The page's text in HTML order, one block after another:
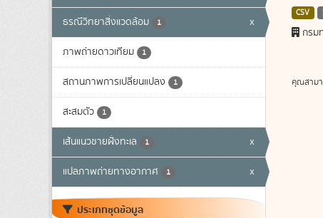
ธรณีวิทยาสิ่งแวดล้อม 1 x
ภาพถ่ายดาวเทียม 1
สถานภาพการเปลี่ยนแปลง 1
สะสมตัว 1
เส้นแนวชายฝั่งทะเล 1 x
แปลภาพถ่ายทางอากาศ 1 x
ประเภทชุดข้อมูล
CSV
กรม
คุณสาม